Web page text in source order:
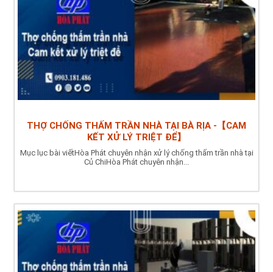
THỢ CHỐNG THẤM TRẦN NHÀ TẠI BÀ RỊA -【CAM
KẾT XỬ LÝ TRIỆT ĐỂ】
Mục lục bài viếtHòa Phát chuyên nhận xử lý chống thấm trần nhà tại
Củ ChiHòa Phát chuyên nhận...